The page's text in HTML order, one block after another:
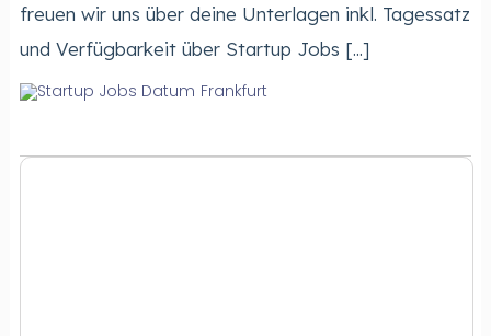
freuen wir uns über deine Unterlagen inkl. Tagessatz
und Verfügbarkeit über Startup Jobs [...]
Frankfurt